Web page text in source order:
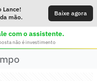
Lance!
mão.
Baixe agora
com o assistente.
não é investimento